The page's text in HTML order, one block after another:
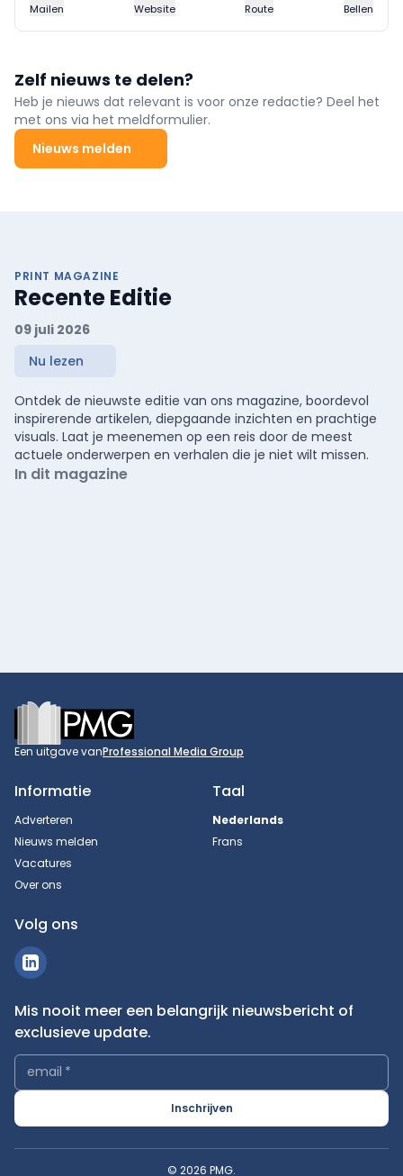
Mailen Website Route Bellen
Zelf nieuws te delen?
Heb je nieuws dat relevant is voor onze redactie? Deel het
met ons via het meldformulier.
Nieuws melden
PRINT MAGAZINE
Recente Editie
09 juli 2026
Nu lezen
Ontdek de nieuwste editie van ons magazine, boordevol
inspirerende artikelen, diepgaande inzichten en prachtige
visuals. Laat je meenemen op een reis door de meest
actuele onderwerpen en verhalen die je niet wilt missen.
In dit magazine
Footer
Een uitgave vanProfessional Media Group
Informatie
Adverteren
Nieuws melden
Vacatures
Over ons
Taal
Nederlands
Frans
Volg ons
Mis nooit meer een belangrijk nieuwsbericht of
exclusieve update.
email *
Inschrijven
© 2026 PMG.